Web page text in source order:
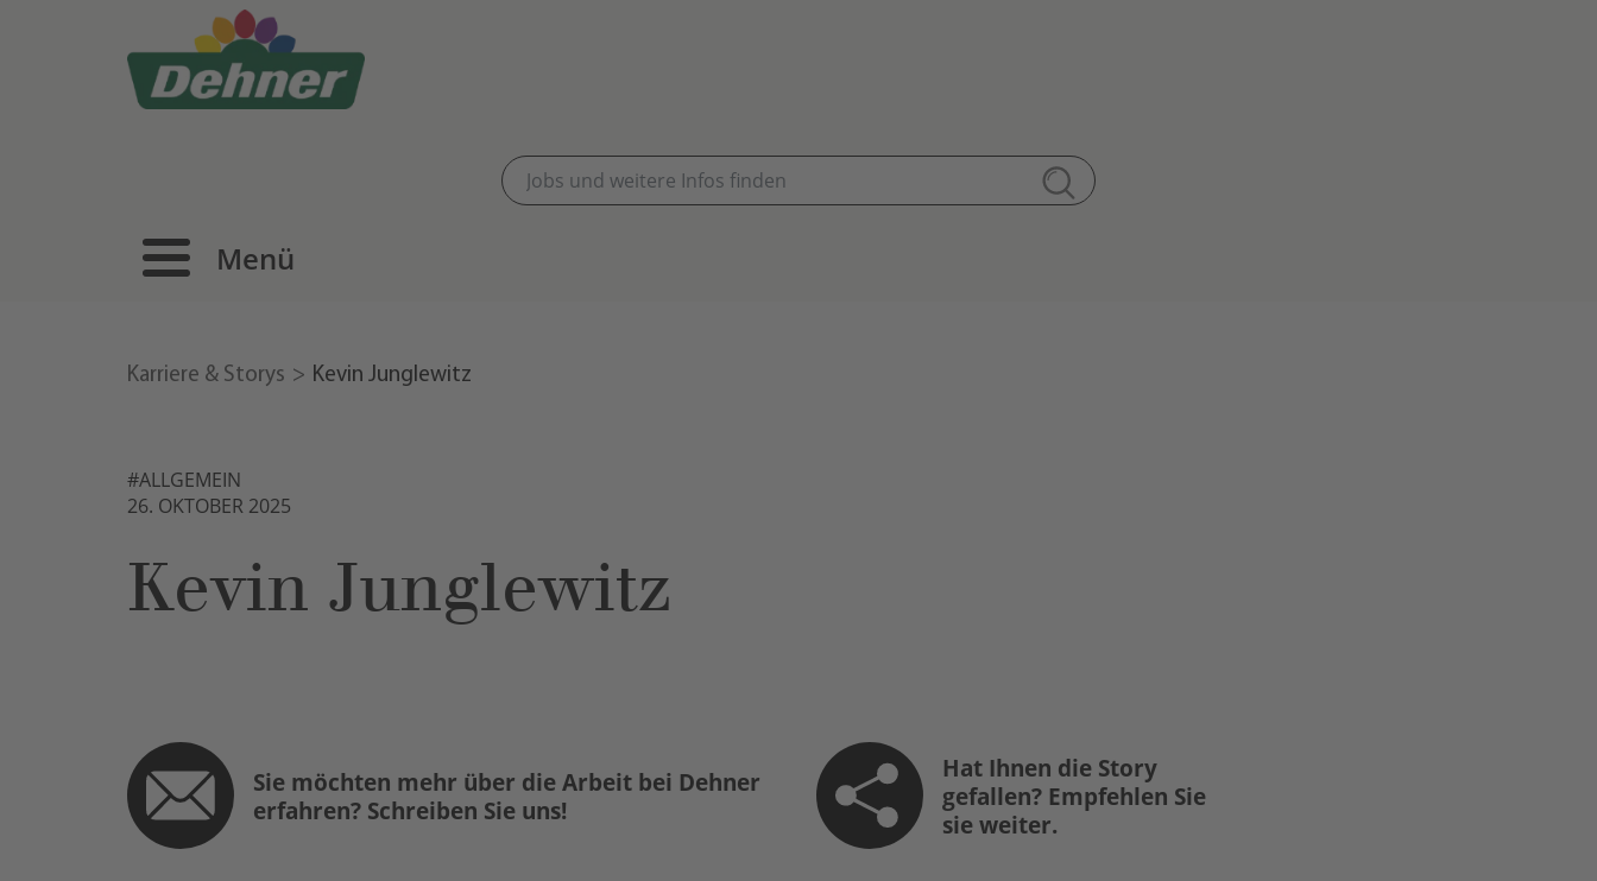
Menü
Karriere & Storys Kevin Junglewitz
#ALLGEMEIN
26. OKTOBER 2025
Kevin Junglewitz
Sie möchten mehr über die Arbeit bei Dehner
erfahren? Schreiben Sie uns!
Hat Ihnen die Story
gefallen? Empfehlen Sie
sie weiter.